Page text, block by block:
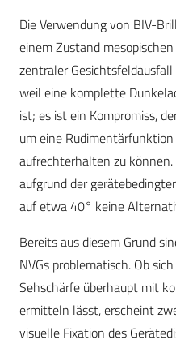
Die Verwendung von BIV-
einem Zustand
zentraler
weil eine komplette
ist; es ist ein Kompromiss,
um eine
aufrechterhalten zu
aufgrund der
auf etwa 40° keine
Bereits aus diesem Grund
NVGs problematisch. Ob
Sehschärfe überhaupt mit
ermitteln lässt, erscheint
visuelle Fixation des